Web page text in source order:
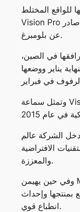
للواقع المختلط
Vision Pro بحلول فبرايرالمقبل ، وفقًا لتقرير صادر
عن بلومبرغ.
في الصين،
يناير ووضعها
وتمثل سماعة Vision Pro اقتحام آبل لفئة منتجات
الشركة عالم
الافتراضية
والمعززة.
وفي حين يهيمن Meta Platforms حاليًا على
بمنتجها وإحداث
انطباع قوي.